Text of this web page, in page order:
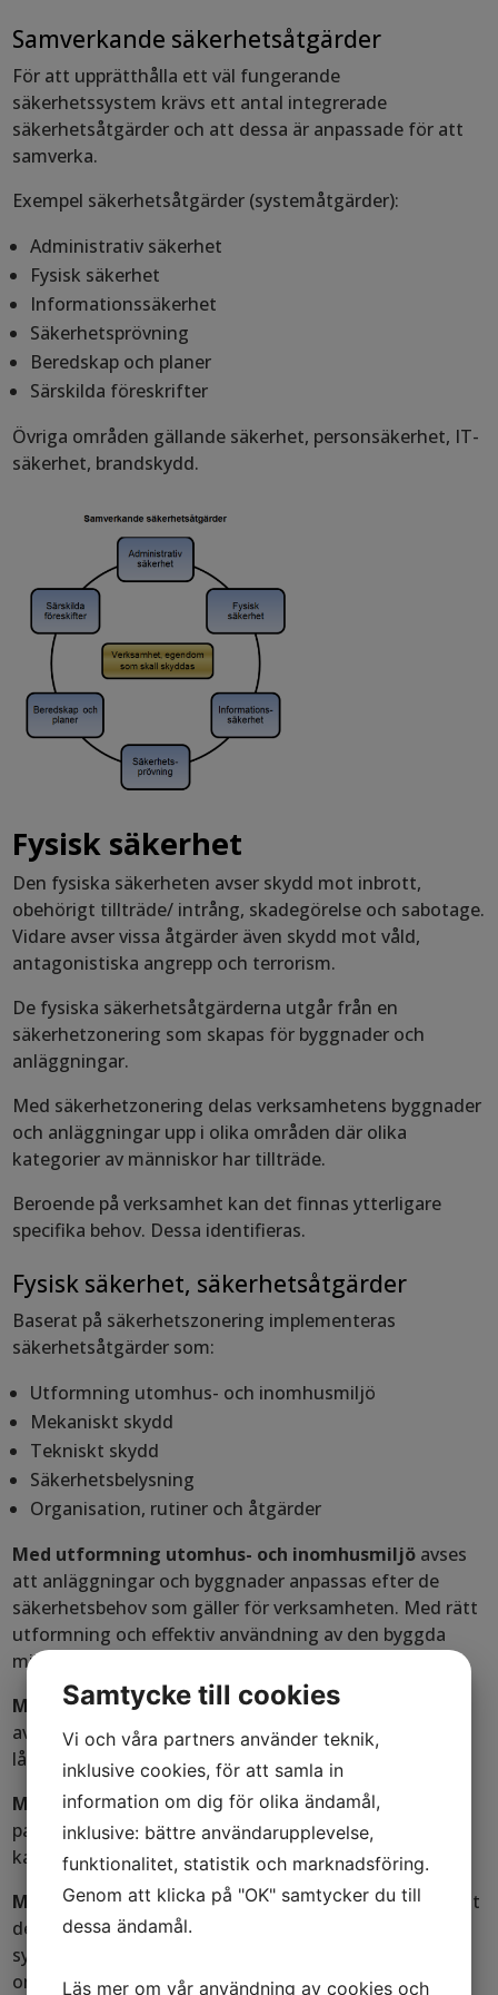
Samverkande säkerhetsåtgärder
För att upprätthålla ett väl fungerande
säkerhetssystem krävs ett antal integrerade
säkerhetsåtgärder och att dessa är anpassade för att
samverka.
Exempel säkerhetsåtgärder (systemåtgärder):
Administrativ säkerhet
Fysisk säkerhet
Informationssäkerhet
Säkerhetsprövning
Beredskap och planer
Särskilda föreskrifter
Övriga områden gällande säkerhet, personsäkerhet, IT-
säkerhet, brandskydd.
Fysisk säkerhet
Den fysiska säkerheten avser skydd mot inbrott,
obehörigt tillträde/ intrång, skadegörelse och sabotage.
Vidare avser vissa åtgärder även skydd mot våld,
antagonistiska angrepp och terrorism.
De fysiska säkerhetsåtgärderna utgår från en
säkerhetzonering som skapas för byggnader och
anläggningar.
Med säkerhetzonering delas verksamhetens byggnader
och anläggningar upp i olika områden där olika
kategorier av människor har tillträde.
Beroende på verksamhet kan det finnas ytterligare
specifika behov. Dessa identifieras.
Fysisk säkerhet, säkerhetsåtgärder
Baserat på säkerhetszonering implementeras
säkerhetsåtgärder som:
Utformning utomhus- och inomhusmiljö
Mekaniskt skydd
Tekniskt skydd
Säkerhetsbelysning
Organisation, rutiner och åtgärder
Med utformning utomhus- och inomhusmiljö avses
att anläggningar och byggnader anpassas efter de
säkerhetsbehov som gäller för verksamheten. Med rätt
utformning och effektiv användning av den byggda
miljön kan förekomsten och oron för brott minskas.
Med mekaniskt skydd (byggnadsteknisk säkerhet)
avses väggar, golv, tak samt dörrar, och fönster. Även
låssystem samt stängsel m m ingår i dessa åtgärder.
Med tekniskt skydd (teleteknisk säkerhet)
passerkontrollsystem, inbrottslarmsystem,
kameraövervakning.
Med säkerhetsbelysning avses väl belysta miljöer runt
de byggnader och anläggningar man vill skydda, i
synnerhet dörrar, grindar och andra ingångar i
omslutningsyta, skalskydd.
Samtycke till cookies
Vi och våra partners använder teknik,
inklusive cookies, för att samla in
information om dig för olika ändamål,
inklusive: bättre användarupplevelse,
funktionalitet, statistik och marknadsföring.
Genom att klicka på "OK" samtycker du till
dessa ändamål.
Läs mer om vår användning av cookies och